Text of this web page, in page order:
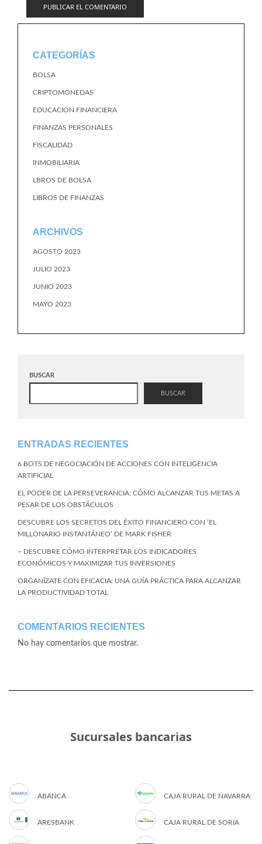
CATEGORÍAS
BOLSA
CRIPTOMONEDAS
EDUCACION FINANCIERA
FINANZAS PERSONALES
FISCALIDAD
INMOBILIARIA
LBROS DE BOLSA
LIBROS DE FINANZAS
ARCHIVOS
AGOSTO 2023
JULIO 2023
JUNIO 2023
MAYO 2023
BUSCAR
BUSCAR
ENTRADAS RECIENTES
6 BOTS DE NEGOCIACIÓN DE ACCIONES CON INTELIGENCIA
ARTIFICIAL
EL PODER DE LA PERSEVERANCIA: CÓMO ALCANZAR TUS METAS A
PESAR DE LOS OBSTÁCULOS
DESCUBRE LOS SECRETOS DEL ÉXITO FINANCIERO CON ‘EL
MILLONARIO INSTANTÁNEO’ DE MARK FISHER
– DESCUBRE CÓMO INTERPRETAR LOS INDICADORES
ECONÓMICOS Y MAXIMIZAR TUS INVERSIONES
ORGANÍZATE CON EFICACIA: UNA GUÍA PRÁCTICA PARA ALCANZAR
LA PRODUCTIVIDAD TOTAL
COMENTARIOS RECIENTES
No hay comentarios que mostrar.
Sucursales bancarias
ABANCA
ARESBANK
CAJA RURAL DE NAVARRA
CAJA RURAL DE SORIA